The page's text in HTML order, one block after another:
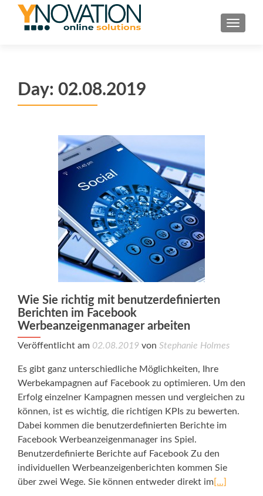
Day: 02.08.2019
Wie Sie richtig mit benutzerdefinierten
Berichten im Facebook
Werbeanzeigenmanager arbeiten
Veröffentlicht am 02.08.2019 von Stephanie Holmes
Es gibt ganz unterschiedliche Möglichkeiten, Ihre
Werbekampagnen auf Facebook zu optimieren. Um den
Erfolg einzelner Kampagnen messen und vergleichen zu
können, ist es wichtig, die richtigen KPIs zu bewerten.
Dabei kommen die benutzerdefinierten Berichte im
Facebook Werbeanzeigenmanager ins Spiel.
Benutzerdefinierte Berichte auf Facebook Zu den
individuellen Werbeanzeigenberichten kommen Sie
über zwei Wege. Sie können entweder direkt im[…]